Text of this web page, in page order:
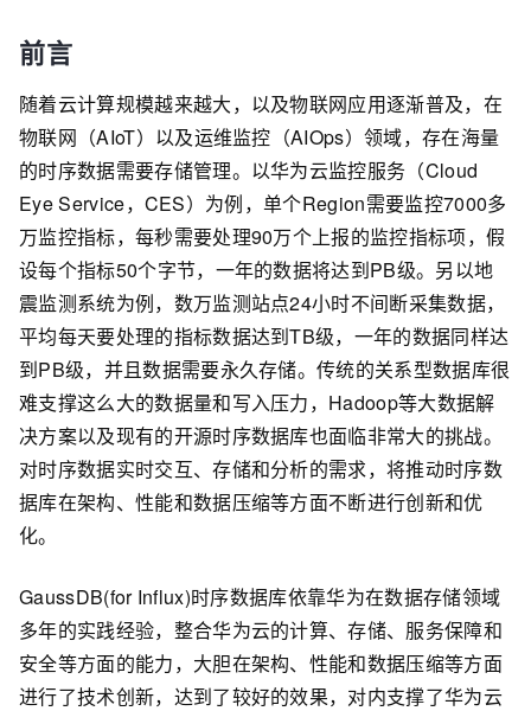
前言
随着云计算规模越来越大，以及物联网应用逐渐普及，在
物联网（AIoT）以及运维监控（AIOps）领域，存在海量
的时序数据需要存储管理。以华为云监控服务（Cloud
Eye Service，CES）为例，单个Region需要监控7000多
万监控指标，每秒需要处理90万个上报的监控指标项，假
设每个指标50个字节，一年的数据将达到PB级。另以地
震监测系统为例，数万监测站点24小时不间断采集数据，
平均每天要处理的指标数据达到TB级，一年的数据同样达
到PB级，并且数据需要永久存储。传统的关系型数据库很
难支撑这么大的数据量和写入压力，Hadoop等大数据解
决方案以及现有的开源时序数据库也面临非常大的挑战。
对时序数据实时交互、存储和分析的需求，将推动时序数
据库在架构、性能和数据压缩等方面不断进行创新和优
化。
GaussDB(for Influx)时序数据库依靠华为在数据存储领域
多年的实践经验，整合华为云的计算、存储、服务保障和
安全等方面的能力，大胆在架构、性能和数据压缩等方面
进行了技术创新，达到了较好的效果，对内支撑了华为云